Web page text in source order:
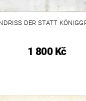
DER STATT
1 800 Kč